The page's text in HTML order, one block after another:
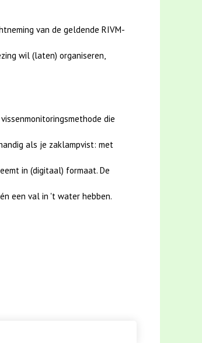
van de geldende RIVM-
wil (laten) organiseren,
die
als je zaklampvist: met
in (digitaal) formaat. De
een val in 't water hebben.